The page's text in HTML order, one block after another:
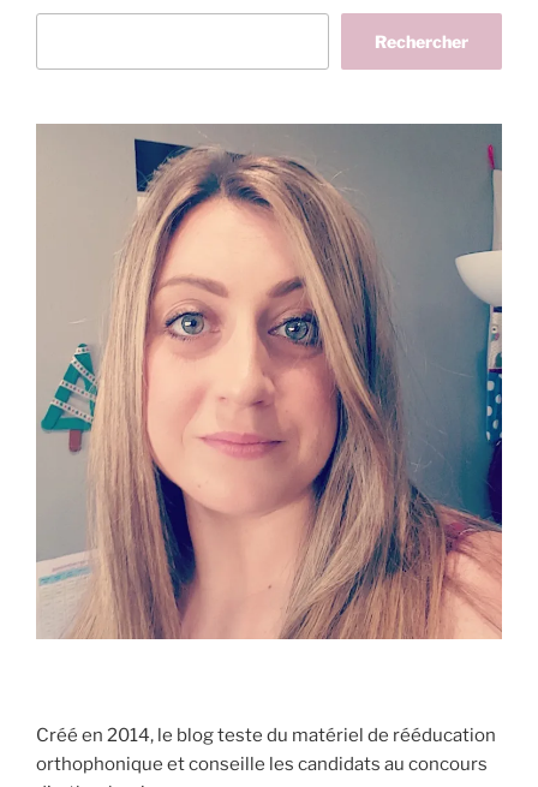
Rechercher
Créé en 2014, le blog teste du matériel de rééducation
orthophonique et conseille les candidats au concours